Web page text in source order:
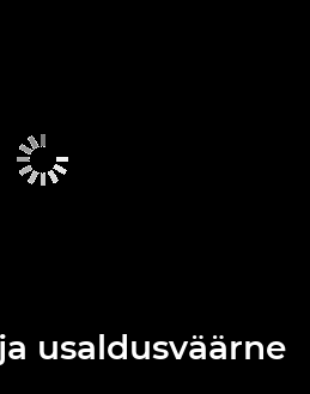
usaldusväärne